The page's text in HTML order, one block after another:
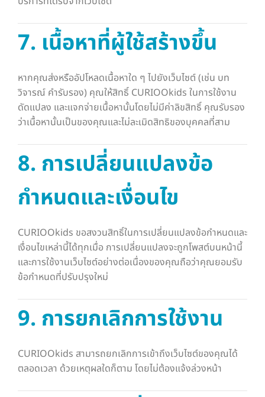
7. เนื้อหาที่ผู้ใช้สร้างขึ้น
หากคุณส่งหรืออัปโหลดเนื้อหาใด ๆ ไปยังเว็บไซต์ (เช่น บท
วิจารณ์ คำรับรอง) คุณให้สิทธิ์ CURIOOkids ในการใช้งาน
ดัดแปลง และแจกจ่ายเนื้อหานั้นโดยไม่มีค่าลิขสิทธิ์ คุณรับรอง
ว่าเนื้อหานั้นเป็นของคุณและไม่ละเมิดสิทธิของบุคคลที่สาม
8. การเปลี่ยนแปลงข้อ
กำหนดและเงื่อนไข
CURIOOkids ขอสงวนสิทธิ์ในการเปลี่ยนแปลงข้อกำหนดและ
เงื่อนไขเหล่านี้ได้ทุกเมื่อ การเปลี่ยนแปลงจะถูกโพสต์บนหน้านี้
และการใช้งานเว็บไซต์อย่างต่อเนื่องของคุณถือว่าคุณยอมรับ
ข้อกำหนดที่ปรับปรุงใหม่
9. การยกเลิกการใช้งาน
CURIOOkids สามารถยกเลิกการเข้าถึงเว็บไซต์ของคุณได้
ตลอดเวลา ด้วยเหตุผลใดก็ตาม โดยไม่ต้องแจ้งล่วงหน้า